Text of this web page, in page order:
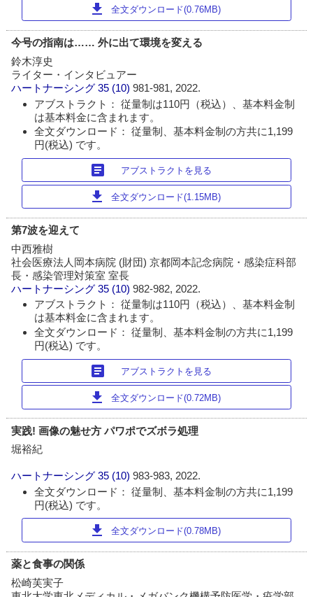
download 全文ダウンロード(0.76MB)
今号の指南は…… 外に出て環境を変える
鈴木淳史
ライター・インタビュアー
ハートナーシング 35 (10)981-981, 2022.
アブストラクト： 従量制は110円（税込）、基本料金制
は基本料金に含まれます。
全文ダウンロード： 従量制、基本料金制の方共に1,199
円(税込) です。
article アブストラクトを見る
download 全文ダウンロード(1.15MB)
第7波を迎えて
中西雅樹
社会医療法人岡本病院 (財団) 京都岡本記念病院・感染症科部
長・感染管理対策室 室長
ハートナーシング 35 (10)982-982, 2022.
アブストラクト： 従量制は110円（税込）、基本料金制
は基本料金に含まれます。
全文ダウンロード： 従量制、基本料金制の方共に1,199
円(税込) です。
article アブストラクトを見る
download 全文ダウンロード(0.72MB)
実践! 画像の魅せ方 パワポでズボラ処理
堀裕紀
ハートナーシング 35 (10)983-983, 2022.
全文ダウンロード： 従量制、基本料金制の方共に1,199
円(税込) です。
download 全文ダウンロード(0.78MB)
薬と食事の関係
松崎芙実子